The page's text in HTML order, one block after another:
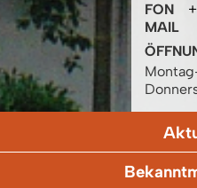
FON
MAIL